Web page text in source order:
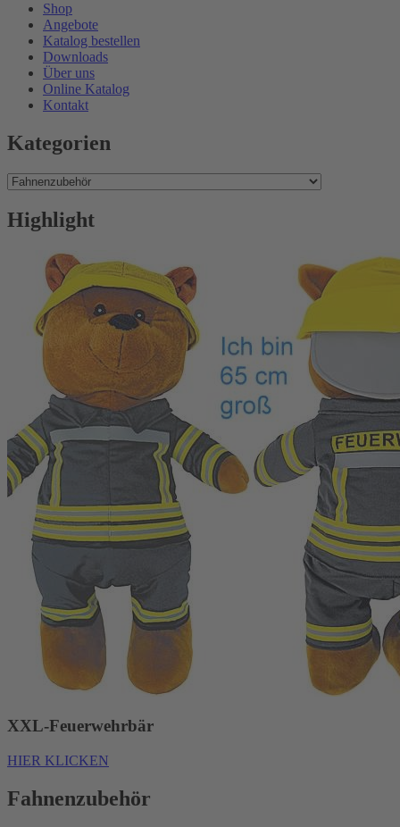
Shop
Angebote
Katalog bestellen
Downloads
Über uns
Online Katalog
Kontakt
Kategorien
Highlight
XXL-Feuerwehrbär
HIER KLICKEN
Fahnenzubehör